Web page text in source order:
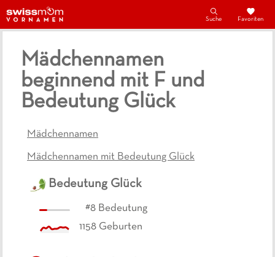
Suche Favoriten
Mädchennamen
beginnend mit F und
Bedeutung Glück
Mädchennamen
Mädchennamen mit Bedeutung Glück
Bedeutung Glück
#8 Bedeutung
1158 Geburten